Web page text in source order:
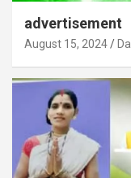
advertisement
August 15, 2024